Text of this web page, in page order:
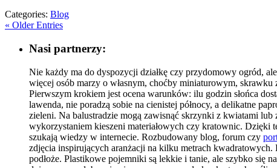
Categories: Blog
« Older Entries
Nasi partnerzy:
Nie każdy ma do dyspozycji działkę czy przydomowy ogród,
więcej osób marzy o własnym, choćby miniaturowym,
Pierwszym krokiem jest ocena warunków: ilu godzin słońca
lawenda, nie poradzą sobie na cienistej północy, a delikatne
zieleni. Na balustradzie mogą zawisnąć skrzynki z kwiatami
wykorzystaniem kieszeni materiałowych czy kratownic. Dzięki
szukają wiedzy w internecie. Rozbudowany blog, forum czy
zdjęcia inspirujących aranżacji na kilku metrach kwadratowych.
podłoże. Plastikowe pojemniki są lekkie i tanie, ale szybko się